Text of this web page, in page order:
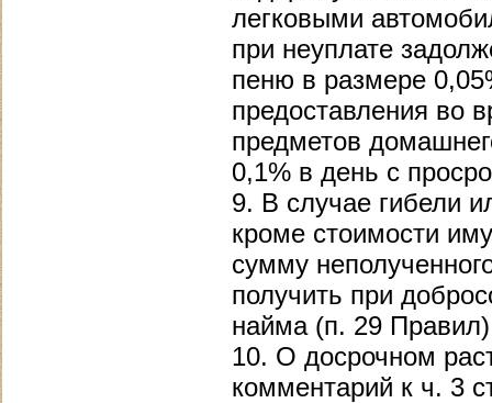
легковыми
при неуплате
пеню в размере
предоставления во
предметов
0,1% в день с
9. В случае гибели
кроме стоимости
сумму
получить при
найма (п. 29
10. О досрочном
комментарий к ч. 3